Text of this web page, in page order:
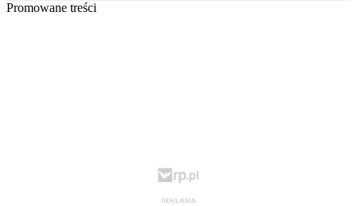
Promowane treści